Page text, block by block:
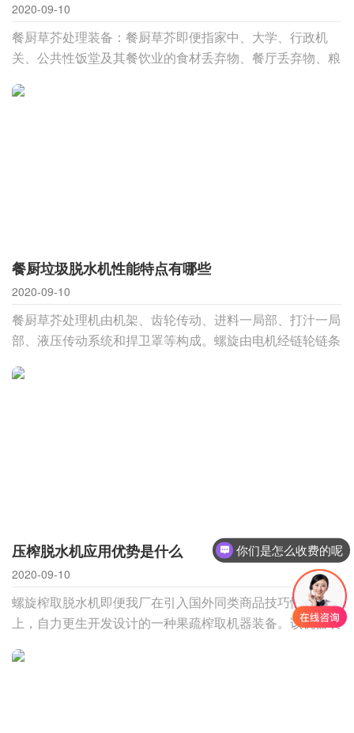
2020-09-10
餐厨草芥处理装备：餐厨草芥即便指家中、大学、行政机
关、公共性饭堂及其餐饮业的食材丢弃物、餐厅丢弃物、粮
和油化合物，是城市
餐厨垃圾脱水机性能特点有哪些
2020-09-10
餐厨草芥处理机由机架、齿轮传动、进料一局部、打汁一局
部、液压传动系统和捍卫罩等构成。螺旋由电机经链轮链条
挤压加工螺旋三一
压榨脱水机应用优势是什么
2020-09-10
螺旋榨取脱水机即便我厂在引入国外同类商品技巧性大约
上，自力更生开发设计的一种果疏榨取机器装备。该机器装
送料、榨取、滤网清
你们是怎么收费的呢